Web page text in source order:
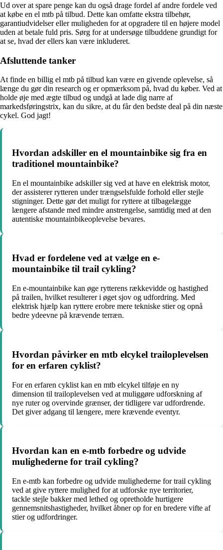
Ud over at spare penge kan du også drage fordel af andre fordele ved
at købe en el mtb på tilbud. Dette kan omfatte ekstra tilbehør,
garantiudvidelser eller muligheden for at opgradere til en højere model
uden at betale fuld pris. Sørg for at undersøge tilbuddene grundigt for
at se, hvad der ellers kan være inkluderet.
Afsluttende tanker
At finde en billig el mtb på tilbud kan være en givende oplevelse, så
længe du gør din research og er opmærksom på, hvad du køber. Ved at
holde øje med ægte tilbud og undgå at lade dig narre af
markedsføringstrix, kan du sikre, at du får den bedste deal på din næste
cykel. God jagt!
Hvordan adskiller en el mountainbike sig fra en
traditionel mountainbike?
En el mountainbike adskiller sig ved at have en elektrisk motor,
der assisterer rytteren under trængselsfulde forhold eller stejle
stigninger. Dette gør det muligt for ryttere at tilbagelægge
længere afstande med mindre anstrengelse, samtidig med at den
autentiske mountainbikeoplevelse bevares.
Hvad er fordelene ved at vælge en e-
mountainbike til trail cykling?
En e-mountainbike kan øge rytterens rækkevidde og hastighed
på trailen, hvilket resulterer i øget sjov og udfordring. Med
elektrisk hjælp kan ryttere erobre mere tekniske stier og opnå
bedre ydeevne på krævende terræn.
Hvordan påvirker en mtb elcykel trailoplevelsen
for en erfaren cyklist?
For en erfaren cyklist kan en mtb elcykel tilføje en ny
dimension til trailoplevelsen ved at muliggøre udforskning af
nye ruter og overvinde grænser, der tidligere var udfordrende.
Det giver adgang til længere, mere krævende eventyr.
Hvordan kan en e-mtb forbedre og udvide
mulighederne for trail cykling?
En e-mtb kan forbedre og udvide mulighederne for trail cykling
ved at give ryttere mulighed for at udforske nye territorier,
tackle stejle bakker med lethed og opretholde hurtigere
gennemsnitshastigheder, hvilket åbner op for en bredere vifte af
stier og udfordringer.